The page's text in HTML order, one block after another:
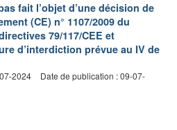
fait l’objet d’une décision de
(CE) n° 1107/2009 du
79/117/CEE et
d’interdiction prévue au IV de
2024
Date de publication : 09-07-